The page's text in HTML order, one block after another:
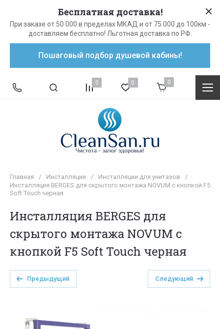
Бесплатная доставка!
При заказе от 50 000 в пределах МКАД и от 75 000 до 100км -
доставляем бесплатно! Льготная доставка по РФ.
Пошаговый подбор душевой кабины!
0 0 0
Главная / Инсталляции / Инсталляции для унитазов
/
Инсталляция BERGES для скрытого монтажа NOVUM с кнопкой F5
Soft Touch черная
Инсталляция BERGES для
скрытого монтажа NOVUM с
кнопкой F5 Soft Touch черная
Предыдущий Следующий